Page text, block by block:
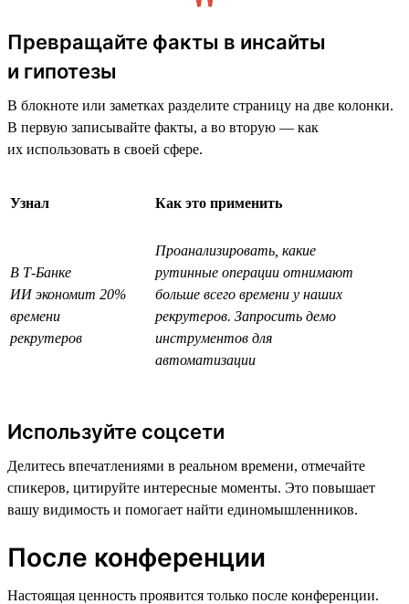
Превращайте факты в инсайты
и гипотезы
В блокноте или заметках разделите страницу на две колонки.
В первую записывайте факты, а во вторую — как
их использовать в своей сфере.
Узнал Как это применить
В Т-Банке
ИИ экономит 20%
времени
рекрутеров
Проанализировать, какие
рутинные операции отнимают
больше всего времени у наших
рекрутеров. Запросить демо
инструментов для
автоматизации
Используйте соцсети
Делитесь впечатлениями в реальном времени, отмечайте
спикеров, цитируйте интересные моменты. Это повышает
вашу видимость и помогает найти единомышленников.
После конференции
Настоящая ценность проявится только после конференции.